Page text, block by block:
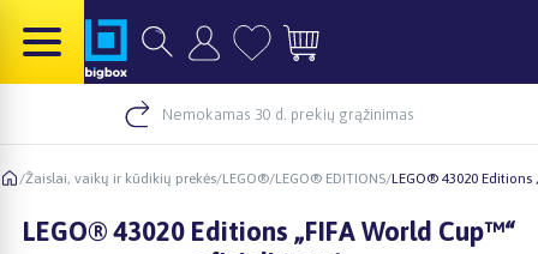
Nemokamas 30 d. prekių grąžinimas
/Žaislai, vaikų ir kūdikių prekės/LEGO®/LEGO® EDITIONS/LEGO® 43020
LEGO® 43020 Editions „FIFA World Cup™“